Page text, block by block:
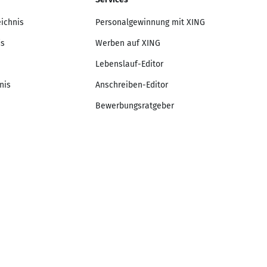
Personalgewinnung mit XING
Werben auf XING
Lebenslauf-Editor
Anschreiben-Editor
Bewerbungsratgeber